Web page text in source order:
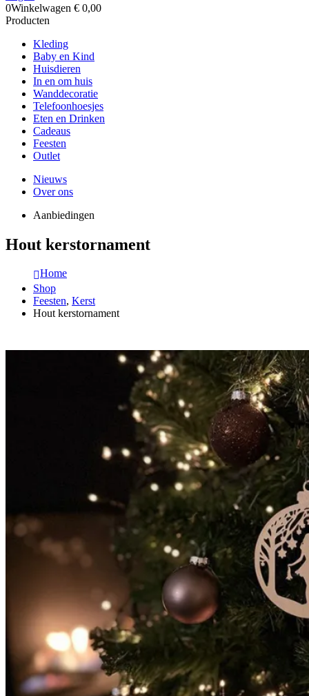
0Winkelwagen € 0,00
Producten
Kleding
Baby en Kind
Huisdieren
In en om huis
Wanddecoratie
Telefoonhoesjes
Eten en Drinken
Cadeaus
Feesten
Outlet
Nieuws
Over ons
Aanbiedingen
Hout kerstornament
Home
Shop
Feesten, Kerst
Hout kerstornament